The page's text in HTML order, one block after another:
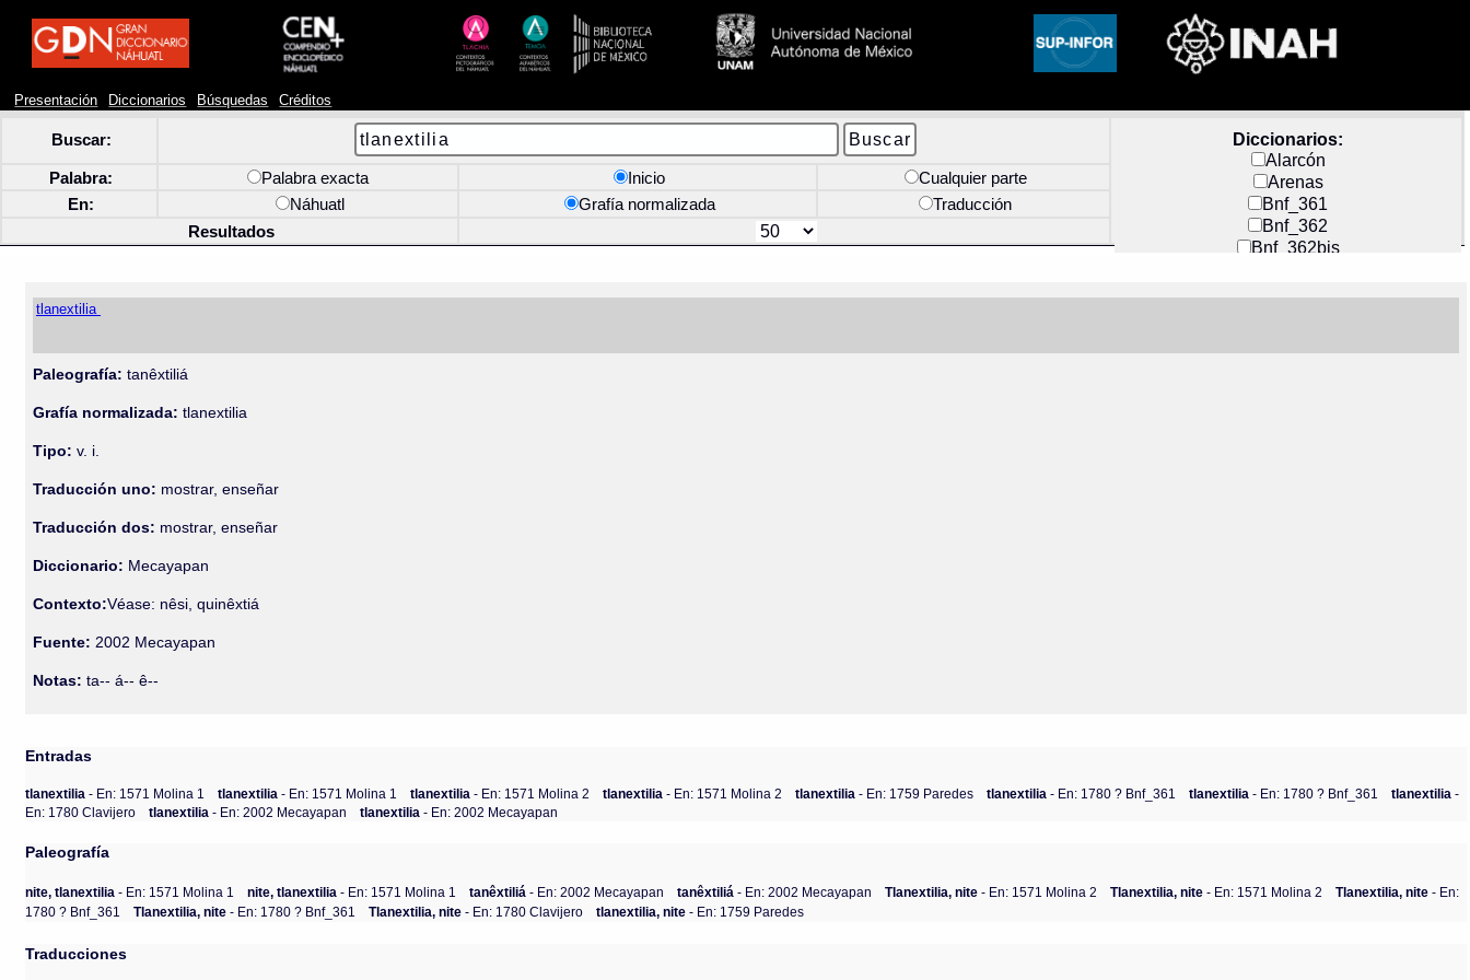
Presentación Diccionarios Búsquedas Créditos
Buscar:
Diccionarios:
Alarcón
Arenas
Bnf_361
Bnf_362
Bnf_362bis
Docs_México
Palabra: Palabra exacta Inicio
Cualquier parte
En:
Náhuatl Grafía normalizada
Traducción
Resultados
tlanextilia
Paleografía: tanêxtiliá
Grafía normalizada: tlanextilia
Tipo: v. i.
Traducción uno: mostrar, enseñar
Traducción dos: mostrar, enseñar
Diccionario: Mecayapan
Contexto:Véase: nêsi, quinêxtiá
Fuente: 2002 Mecayapan
Notas: ta-- á-- ê--
Entradas
tlanextilia- En: 1571 Molina 1 tlanextilia- En: 1571 Molina 1 tlanextilia- En: 1571 Molina 2 tlanextilia- En: 1571 Molina 2 tlanextilia- En: 1759 Paredes tlanextilia- En: 1780 ? Bnf_361 tlanextilia- En: 1780 ? Bnf_361 tlanextilia-
En: 1780 Clavijero
tlanextilia- En: 2002 Mecayapan tlanextilia- En: 2002 Mecayapan
Paleografía
nite, tlanextilia - En: 1571 Molina 1 nite, tlanextilia - En: 1571 Molina 1 tanêxtiliá - En: 2002 Mecayapan tanêxtiliá - En: 2002 Mecayapan Tlanextilia, nite - En: 1571 Molina 2 Tlanextilia, nite - En: 1571 Molina 2 Tlanextilia, nite - En:
1780 ? Bnf_361
Tlanextilia, nite - En: 1780 ? Bnf_361 Tlanextilia, nite - En: 1780 Clavijero tlanextilia, nite - En: 1759 Paredes
Traducciones